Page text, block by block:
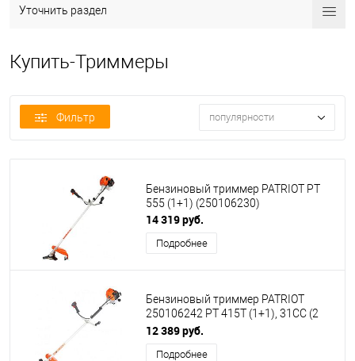
Уточнить раздел
Купить-Триммеры
Фильтр популярности
Бензиновый триммер PATRIOT PT
555 (1+1) (250106230)
14 319 руб.
Подробнее
Бензиновый триммер PATRIOT
250106242 PT 415T (1+1), 31CC (2
коробки)
12 389 руб.
Подробнее